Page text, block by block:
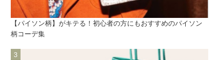
【パイソン柄】がキテる！初心者の方にもおすすめのパイソン
柄コーデ集